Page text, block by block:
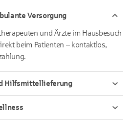
Versorgung
und Ärzte im Hausbesuch
beim Patienten – kontaktlos,
Hilfsmittellieferung